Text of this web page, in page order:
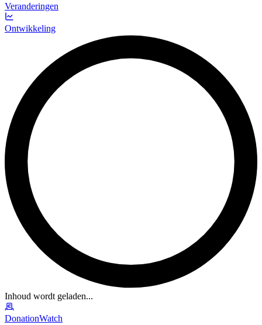
Veranderingen
Ontwikkeling
Inhoud wordt geladen...
DonationWatch